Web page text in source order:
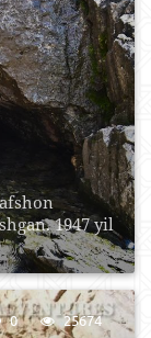
1947 yil
0 25674